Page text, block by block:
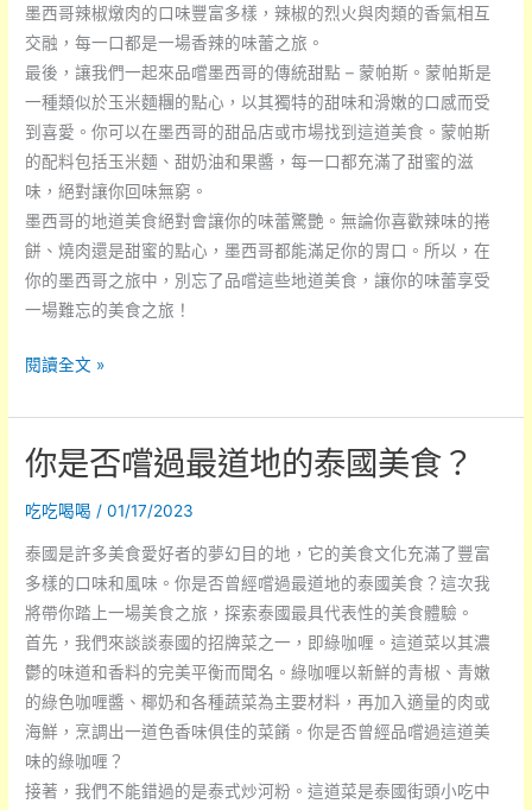
墨西哥辣椒燉肉的口味豐富多樣，辣椒的烈火與肉類的香氣相互
交融，每一口都是一場香辣的味蕾之旅。
最後，讓我們一起來品嚐墨西哥的傳統甜點 – 蒙帕斯。蒙帕斯是
一種類似於玉米麵糰的點心，以其獨特的甜味和滑嫩的口感而受
到喜愛。你可以在墨西哥的甜品店或市場找到這道美食。蒙帕斯
的配料包括玉米麵、甜奶油和果醬，每一口都充滿了甜蜜的滋
味，絕對讓你回味無窮。
墨西哥的地道美食絕對會讓你的味蕾驚艷。無論你喜歡辣味的捲
餅、燒肉還是甜蜜的點心，墨西哥都能滿足你的胃口。所以，在
你的墨西哥之旅中，別忘了品嚐這些地道美食，讓你的味蕾享受
一場難忘的美食之旅！
你
墨
西
哥
旅
行
時，
該
嚐
嚐
哪
些
地
道
閱讀全文 »
你是否嚐過最道地的泰國美食？
吃吃喝喝 /01/17/2023
泰國是許多美食愛好者的夢幻目的地，它的美食文化充滿了豐富
多樣的口味和風味。你是否曾經嚐過最道地的泰國美食？這次我
將帶你踏上一場美食之旅，探索泰國最具代表性的美食體驗。
首先，我們來談談泰國的招牌菜之一，即綠咖喱。這道菜以其濃
鬱的味道和香料的完美平衡而聞名。綠咖喱以新鮮的青椒、青嫩
的綠色咖喱醬、椰奶和各種蔬菜為主要材料，再加入適量的肉或
海鮮，烹調出一道色香味俱佳的菜餚。你是否曾經品嚐過這道美
味的綠咖喱？
接著，我們不能錯過的是泰式炒河粉。這道菜是泰國街頭小吃中